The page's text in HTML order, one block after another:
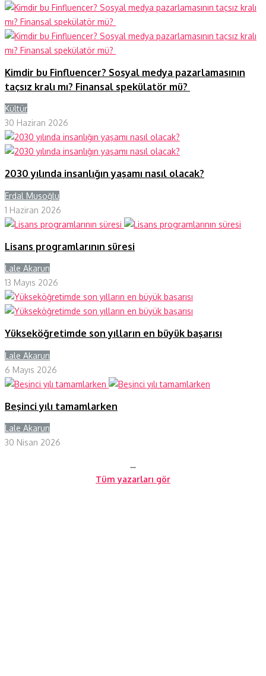
Kimdir bu Finfluencer? Sosyal medya pazarlamasının
taçsız kralı mı? Finansal spekülatör mü?
Kültür
30 Haziran 2026
2030 yılında insanlığın yaşamı nasıl olacak?
Erdal Musoğlu
1 Haziran 2026
Lisans programlarının süresi
Lale Akarun
13 Mayıs 2026
Yükseköğretimde son yılların en büyük başarısı
Lale Akarun
6 Mayıs 2026
Beşinci yılı tamamlarken
Lale Akarun
30 Nisan 2026
…
Tüm yazarları gör